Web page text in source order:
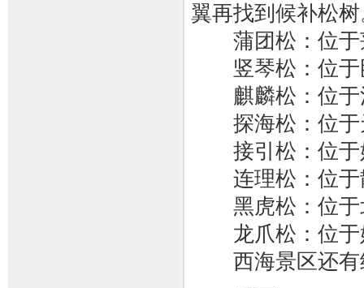
翼再找到候补松
蒲团松：位于
竖琴松：位于
麒麟松：位于
探海松：位于
接引松：位于
连理松：位于
黑虎松：位于
龙爪松：位于
西海景区还有